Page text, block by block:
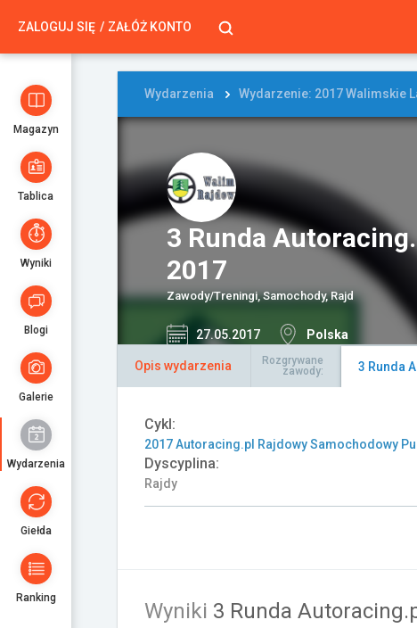
ZALOGUJ SIĘ ZAŁÓŻ KONTO
Magazyn
Tablica
Wyniki
Blogi
Galerie
Wydarzenia
Giełda
Ranking
Wydarzenia Wydarzenie: 2017 Walimskie
3 Runda
2017
Zawody/Treningi, Samochody, Rajd
27.05.2017 Polska
Opis wydarzenia
Rozgrywane
zawody:
3 Runda
Cykl:
2017 Autoracing.pl Rajdowy Samochodowy
Dyscyplina:
Rajdy
Wyniki 3 Runda